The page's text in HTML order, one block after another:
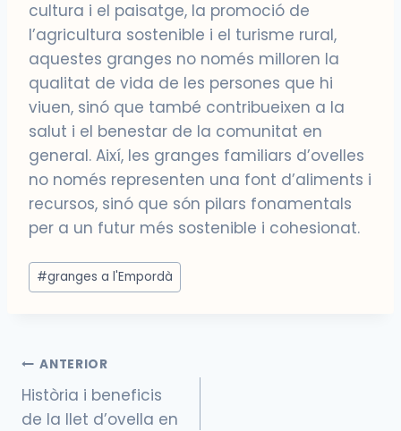
cultura i el paisatge, la promoció de
l’agricultura sostenible i el turisme rural,
aquestes granges no només milloren la
qualitat de vida de les persones que hi
viuen, sinó que també contribueixen a la
salut i el benestar de la comunitat en
general. Així, les granges familiars d’ovelles
no només representen una font d’aliments i
recursos, sinó que són pilars fonamentals
per a un futur més sostenible i cohesionat.
Etiquetes
d'entrada
#granges a l'Empordà
Navegació
d'entrades
ANTERIOR
Història i beneficis
de la llet d’ovella en